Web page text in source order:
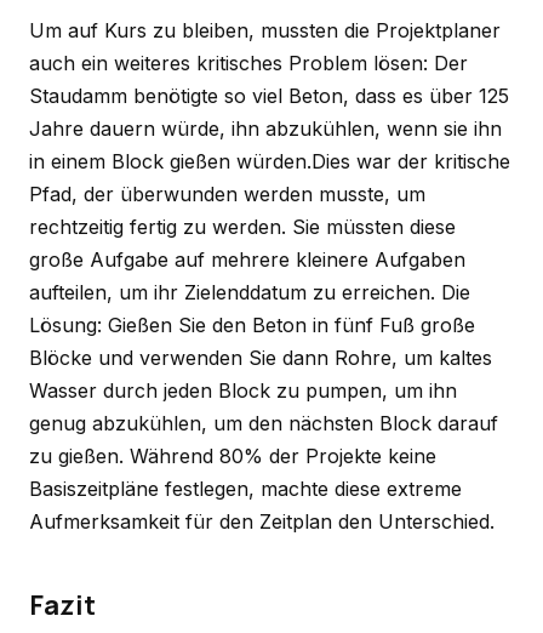
Um auf Kurs zu bleiben, mussten die Projektplaner
auch ein weiteres kritisches Problem lösen: Der
Staudamm benötigte so viel Beton, dass es über 125
Jahre dauern würde, ihn abzukühlen, wenn sie ihn
in einem Block gießen würden.Dies war der kritische
Pfad, der überwunden werden musste, um
rechtzeitig fertig zu werden. Sie müssten diese
große Aufgabe auf mehrere kleinere Aufgaben
aufteilen, um ihr Zielenddatum zu erreichen. Die
Lösung: Gießen Sie den Beton in fünf Fuß große
Blöcke und verwenden Sie dann Rohre, um kaltes
Wasser durch jeden Block zu pumpen, um ihn
genug abzukühlen, um den nächsten Block darauf
zu gießen. Während 80% der Projekte keine
Basiszeitpläne festlegen, machte diese extreme
Aufmerksamkeit für den Zeitplan den Unterschied.
Fazit